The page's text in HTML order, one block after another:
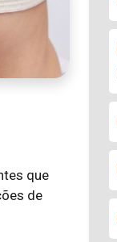
que
de